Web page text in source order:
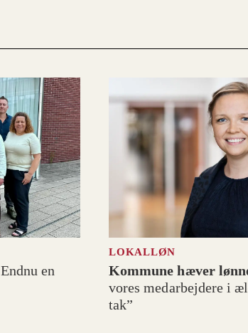
Endnu en
LOKALLØN
Kommune hæver
vores medarbejdere i
tak”